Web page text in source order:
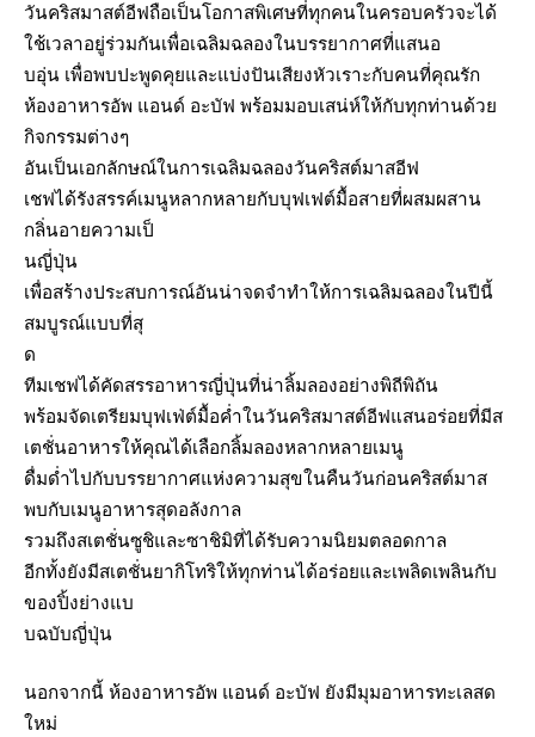
วันคริสมาสต์อีฟถือเป็นโอกาสพิเศษที่ทุกคนในครอบครัวจะได้
ใช้เวลาอยู่ร่วมกันเพื่อเฉลิมฉลองในบรรยากาศที่แสนอ
บอุ่น เพื่อพบปะพูดคุยและแบ่งปันเสียงหัวเราะกับคนที่คุณรัก
ห้องอาหารอัพ แอนด์ อะบัฟ พร้อมมอบเสน่ห์ให้กับทุกท่านด้วย
กิจกรรมต่างๆ
อันเป็นเอกลักษณ์ในการเฉลิมฉลองวันคริสต์มาสอีฟ
เชฟได้รังสรรค์เมนูหลากหลายกับบุฟเฟต์มื้อสายที่ผสมผสาน
กลิ่นอายความเป็
นญี่ปุ่น
เพื่อสร้างประสบการณ์อันน่าจดจำทำให้การเฉลิมฉลองในปีนี้
สมบูรณ์แบบที่สุ
ด
ทีมเชฟได้คัดสรรอาหารญี่ปุ่นที่น่าลิ้มลองอย่างพิถีพิถัน
พร้อมจัดเตรียมบุฟเฟ่ต์มื้อค่ำในวันคริสมาสต์อีฟแสนอร่อยที่มีส
เตชั่นอาหารให้คุณได้เลือกลิ้มลองหลากหลายเมนู
ดื่มด่ำไปกับบรรยากาศแห่งความสุขในคืนวันก่อนคริสต์มาส
พบกับเมนูอาหารสุดอลังกาล
รวมถึงสเตชั่นซูชิและซาชิมิที่ได้รับความนิยมตลอดกาล
อีกทั้งยังมีสเตชั่นยากิโทริให้ทุกท่านได้อร่อยและเพลิดเพลินกับ
ของปิ้งย่างแบ
บฉบับญี่ปุ่น
นอกจากนี้ ห้องอาหารอัพ แอนด์ อะบัฟ ยังมีมุมอาหารทะเลสด
ใหม่